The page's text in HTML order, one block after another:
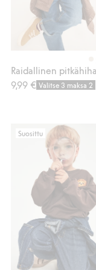
9,99 € Valitse 3 maksa 2
Suosittu